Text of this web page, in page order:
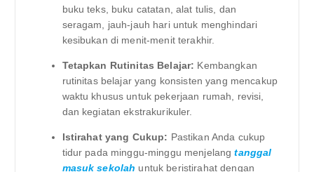
buku teks, buku catatan, alat tulis, dan
seragam, jauh-jauh hari untuk menghindari
kesibukan di menit-menit terakhir.
Tetapkan Rutinitas Belajar: Kembangkan
rutinitas belajar yang konsisten yang mencakup
waktu khusus untuk pekerjaan rumah, revisi,
dan kegiatan ekstrakurikuler.
Istirahat yang Cukup: Pastikan Anda cukup
tidur pada minggu-minggu menjelangtanggal
masuk sekolah untuk beristirahat dengan